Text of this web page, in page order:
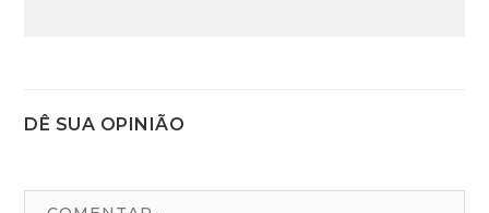
DÊ SUA OPINIÃO